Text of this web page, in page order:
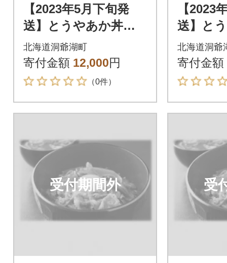
【2023年5月下旬発
送】とうやあか丼の
具 100g×2袋入り 2
箱
北海道洞爺湖町
寄付金額 12,000円
（0件）
【2023
送】と
具
箱
北海道洞爺
寄付金額
受付期間外 受